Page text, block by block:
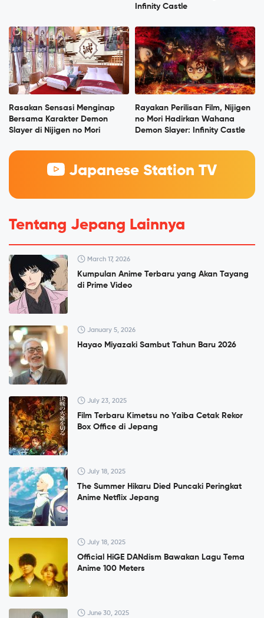
Infinity Castle
Rasakan Sensasi Menginap
Bersama Karakter Demon
Slayer di Nijigen no Mori
Rayakan Perilisan Film, Nijigen
no Mori Hadirkan Wahana
Demon Slayer: Infinity Castle
Japanese Station TV
Tentang Jepang Lainnya
March 17, 2026
Kumpulan Anime Terbaru yang Akan Tayang
di Prime Video
January 5, 2026
Hayao Miyazaki Sambut Tahun Baru 2026
July 23, 2025
Film Terbaru Kimetsu no Yaiba Cetak Rekor
Box Office di Jepang
July 18, 2025
The Summer Hikaru Died Puncaki Peringkat
Anime Netflix Jepang
July 18, 2025
Official HiGE DANdism Bawakan Lagu Tema
Anime 100 Meters
June 30, 2025